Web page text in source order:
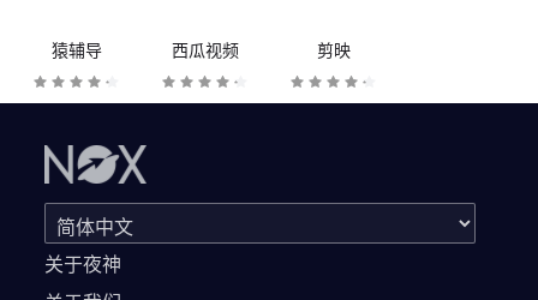
猿辅导 西瓜视频 剪映
关于夜神